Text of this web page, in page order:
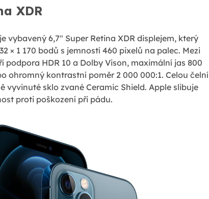
XDR
vybavený 6,7" Super Retina XDR displejem, který
× 1 170 bodů s jemností 460 pixelů na palec. Mezi
podpora HDR 10 a Dolby Vison, maximální jas 800
ohromný kontrastní poměr 2 000 000:1. Celou čelní
vyvinuté sklo zvané Ceramic Shield. Apple slibuje
proti poškození při pádu.